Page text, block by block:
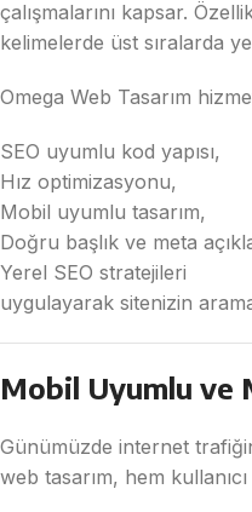
çalışmalarını kapsar.
kelimelerde üst sıralarda
Omega Web Tasarım
SEO uyumlu kod yapısı,
Hız optimizasyonu,
Mobil uyumlu tasarım,
Doğru başlık ve meta
Yerel SEO stratejileri
uygulayarak sitenizin
Mobil Uyumlu ve
Günümüzde internet
web tasarım, hem